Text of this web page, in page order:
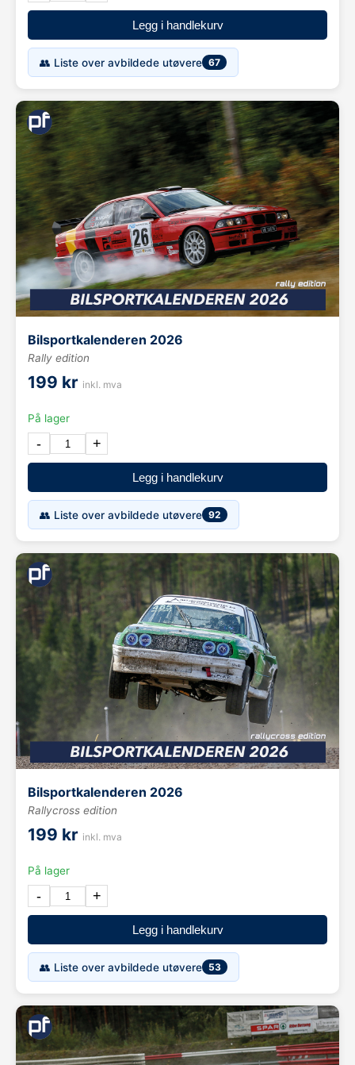
Legg i handlekurv
👥 Liste over avbildede utøvere 67
Bilsportkalenderen 2026
Rally edition
199 kr inkl. mva
På lager
- +
Legg i handlekurv
👥 Liste over avbildede utøvere 92
Bilsportkalenderen 2026
Rallycross edition
199 kr inkl. mva
På lager
- +
Legg i handlekurv
👥 Liste over avbildede utøvere 53